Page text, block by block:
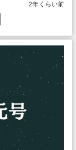
2年くらい前